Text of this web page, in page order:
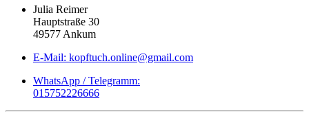
Julia Reimer
Hauptstraße 30
49577 Ankum
E-Mail: kopftuch.online@gmail.com
WhatsApp / Telegramm:
015752226666